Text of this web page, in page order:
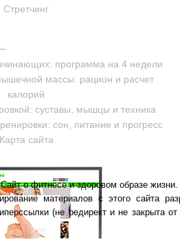
Cтретчинг
программа на 4 недели
массы: рацион и расчет
калорий
суставы, мышцы и техника
сон, питание и прогресс
Карта сайта
о фитнесе и здоровом образе
материалов с этого сайта
(не редирект и не закрыта